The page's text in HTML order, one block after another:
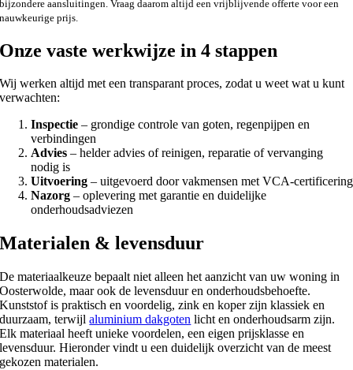
bijzondere aansluitingen. Vraag daarom altijd een vrijblijvende offerte voor een
nauwkeurige prijs.
Onze vaste werkwijze in 4 stappen
Wij werken altijd met een transparant proces, zodat u weet wat u kunt
verwachten:
Inspectie – grondige controle van goten, regenpijpen en
verbindingen
Advies – helder advies of reinigen, reparatie of vervanging
nodig is
Uitvoering – uitgevoerd door vakmensen met VCA-certificering
Nazorg – oplevering met garantie en duidelijke
onderhoudsadviezen
Materialen & levensduur
De materiaalkeuze bepaalt niet alleen het aanzicht van uw woning in
Oosterwolde, maar ook de levensduur en onderhoudsbehoefte.
Kunststof is praktisch en voordelig, zink en koper zijn klassiek en
duurzaam, terwijlaluminium dakgoten licht en onderhoudsarm zijn.
Elk materiaal heeft unieke voordelen, een eigen prijsklasse en
levensduur. Hieronder vindt u een duidelijk overzicht van de meest
gekozen materialen.